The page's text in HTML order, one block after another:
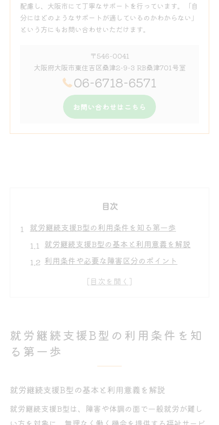
配慮し、大阪市にて丁寧なサポートを行っています。「自
分にはどのようなサポートが適しているのかわからない」
という方にもお問い合わせいただけます。
〒546-0041
大阪府大阪市東住吉区桑津2-9-3 RB桑津701号室
06-6718-6571
お問い合わせはこちら
目次
就労継続支援B型の利用条件を知る第一歩
就労継続支援B型の基本と利用意義を解説
利用条件や必要な障害区分のポイント
事業所選びで知っておきたい実情とは
平野区エリアでの就労継続支援B型の特徴
地域独自の利用手続きや流れの解説
近隣B型事業所の傾向とサポート体制
地域相談窓口との連携や相談の進め方
就労継続支援B型の利用条件を知
る第一歩
就労継続支援B型の基本と利用意義を解説
就労継続支援B型は、障害や体調の面で一般就労が難し